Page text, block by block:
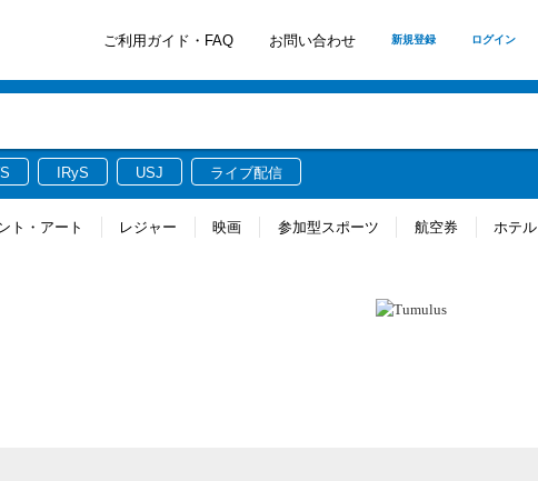
ご利用ガイド・FAQ お問い合わせ 新規登録 ログイン
IRyS USJ ライブ配信
ト・アート レジャー 映画 参加型スポーツ 航空券 ホテル